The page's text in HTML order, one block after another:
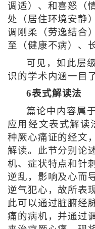
调适）、和喜怒（
处（居住环境安静
调刚柔（劳逸结合
至（健康不病）、
可见，如此层
识的学术内涵一目
6表式解读法
篇论中内容属
应用经文表式解读
种厥心痛证的经文
解读。此节分别论
机、症状特点和针
逆乱，影响及心而
逆气犯心，故所表
此可以通过脏腑经
痛的病机，并通过